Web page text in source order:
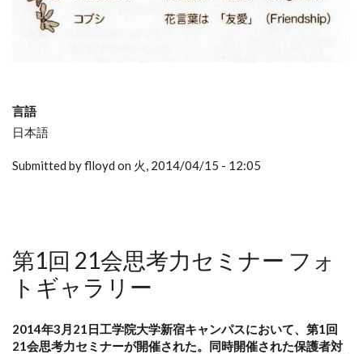
言語
日本語
Submitted by flloyd on 火, 2014/04/15 - 12:05
第1回 21会思考力セミナー フォ
トギャラリー
2014年3月21日工学院大学新宿キャンパスにおいて、第1回
21会思考力セミナーが開催された。同時開催された保護者対